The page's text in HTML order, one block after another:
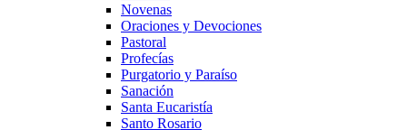
Novenas
Oraciones y Devociones
Pastoral
Profecías
Purgatorio y Paraíso
Sanación
Santa Eucaristía
Santo Rosario